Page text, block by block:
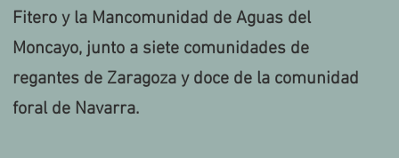
Fitero y la Mancomunidad de Aguas del
Moncayo, junto a siete comunidades de
regantes de Zaragoza y doce de la comunidad
foral de Navarra.